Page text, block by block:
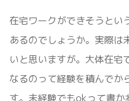
在宅ワークができそうとい
あるのでしょうか。実際は
いと思いますが。大体在宅
なるのって経験を積んでか
す。未経験でもokって書か